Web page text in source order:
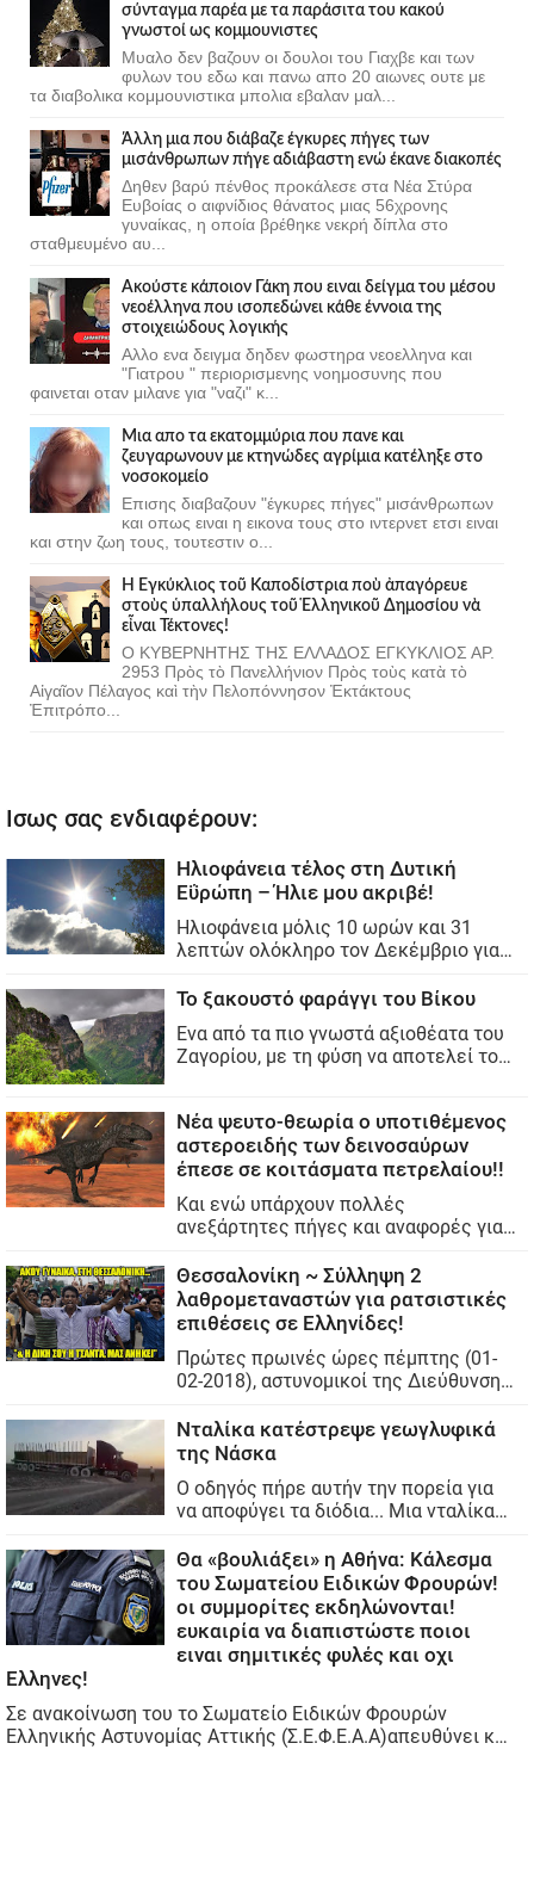
σύνταγμα παρέα με τα παράσιτα του κακού
γνωστοί ως κομμουνιστες
Μυαλο δεν βαζουν οι δουλοι του Γιαχβε και των
φυλων του εδω και πανω απο 20 αιωνες ουτε με
τα διαβολικα κομμουνιστικα μπολια εβαλαν μαλ...
Άλλη μια που διάβαζε έγκυρες πήγες των
μισάνθρωπων πήγε αδιάβαστη ενώ έκανε διακοπές
Δηθεν βαρύ πένθος προκάλεσε στα Νέα Στύρα
Ευβοίας ο αιφνίδιος θάνατος μιας 56χρονης
γυναίκας, η οποία βρέθηκε νεκρή δίπλα στο
σταθμευμένο αυ...
Ακούστε κάποιον Γάκη που ειναι δείγμα του μέσου
νεοέλληνα που ισοπεδώνει κάθε έννοια της
στοιχειώδους λογικής
Αλλο ενα δειγμα δηδεν φωστηρα νεοελληνα και
"Γιατρου " περιορισμενης νοημοσυνης που
φαινεται οταν μιλανε για "ναζι" κ...
Μια απο τα εκατομμύρια που πανε και
ζευγαρωνουν με κτηνώδες αγρίμια κατέληξε στο
νοσοκομείο
Επισης διαβαζουν "έγκυρες πήγες" μισάνθρωπων
και οπως ειναι η εικονα τους στο ιντερνετ ετσι ειναι
και στην ζωη τους, τουτεστιν ο...
Ἡ Ἐγκύκλιος τοῦ Καποδίστρια ποὺ ἀπαγόρευε
στοὺς ὑπαλλήλους τοῦ Ἑλληνικοῦ Δημοσίου νὰ
εἶναι Τέκτονες!
Ο ΚΥΒΕΡΝΗΤΗΣ ΤΗΣ ΕΛΛΑΔΟΣ ΕΓΚΥΚΛΙΟΣ ΑΡ.
2953 Πρὸς τὸ Πανελλήνιον Πρὸς τοὺς κατὰ τὸ
Αἰγαῖον Πέλαγος καὶ τὴν Πελοπόννησον Ἐκτάκτους
Ἐπιτρόπο...